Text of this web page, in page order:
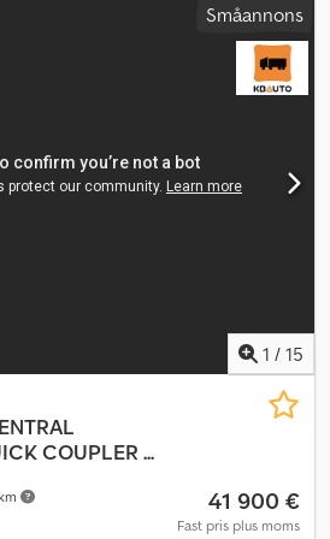
L Skopbredd: ca 200 cm Manuella
från 2007. Drifttimräknaren har
pallgafflar och skopa från 2018. Klar
Norway för mer information.
Småannons
1 / 15
COUPLER ...
41 900 €
Fast pris plus moms